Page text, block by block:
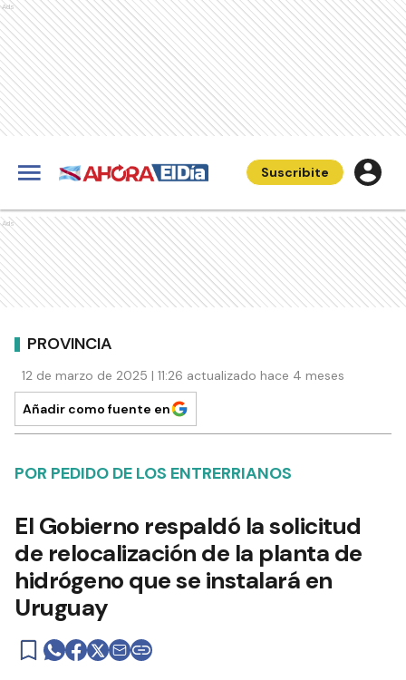
Ads
Suscribite
Ads
PROVINCIA
12 de marzo de 2025 | 11:26 actualizado hace 4 meses
Añadir como fuente en
POR PEDIDO DE LOS ENTRERRIANOS
El Gobierno respaldó la solicitud
de relocalización de la planta de
hidrógeno que se instalará en
Uruguay